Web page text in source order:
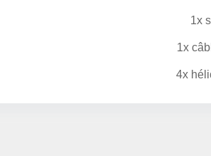
Ürünleri
1x
1x
4x